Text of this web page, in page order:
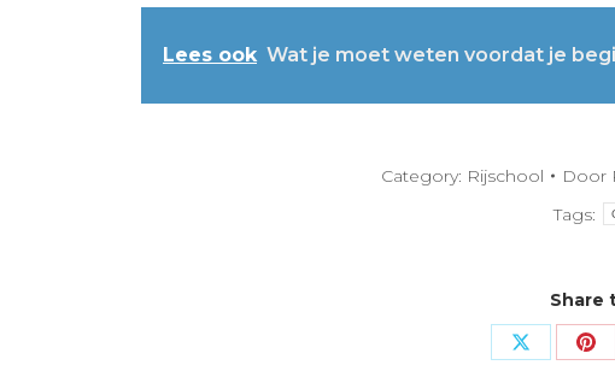
Lees ook Wat je moet weten voordat je
Category: Rijschool Door
Tags:
Share
Share